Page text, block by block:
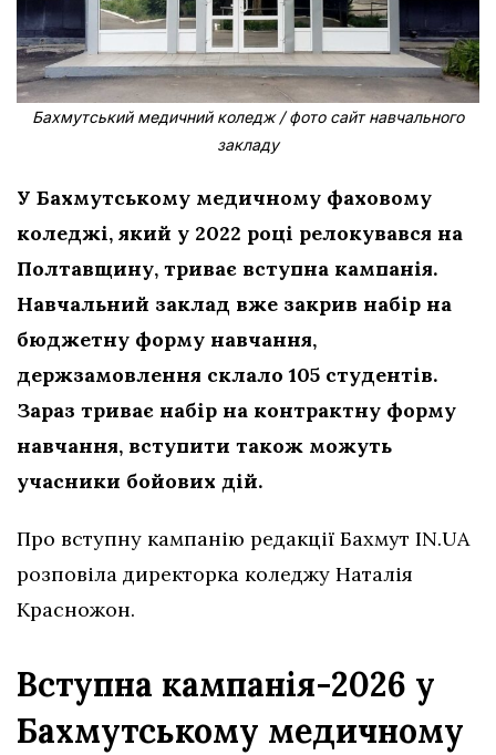
Бахмутський медичний коледж / фото сайт навчального
закладу
У Бахмутському медичному фаховому
коледжі, який у 2022 році релокувався на
Полтавщину, триває вступна кампанія.
Навчальний заклад вже закрив набір на
бюджетну форму навчання,
держзамовлення склало 105 студентів.
Зараз триває набір на контрактну форму
навчання, вступити також можуть
учасники бойових дій.
Про вступну кампанію редакції Бахмут IN.UA
розповіла директорка коледжу Наталія
Красножон.
Вступна кампанія-2026 у
Бахмутському медичному